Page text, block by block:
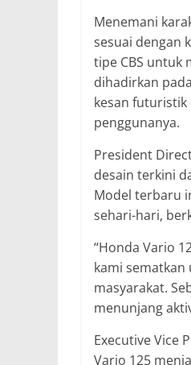
Menemani
sesuai dengan
tipe CBS untuk
dihadirkan
kesan futuristik
penggunanya.
President
desain terkini
Model terbaru
sehari-hari,
“Honda Vario
kami
masyarakat.
menunjang
Executive Vice
Vario 125